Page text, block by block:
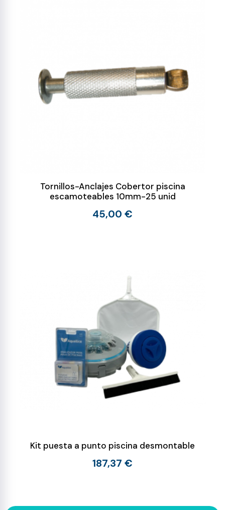
Tornillos-Anclajes Cobertor piscina
escamoteables 10mm-25 unid
45,00 €
Kit puesta a punto piscina desmontable
187,37 €